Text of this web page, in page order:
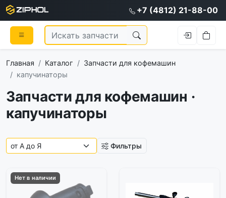
+7 (4812) 21-88-00
Главная Каталог
Запчасти для кофемашин
капучинаторы
Запчасти для кофемашин ·
капучинаторы
Фильтры
Нет в наличии